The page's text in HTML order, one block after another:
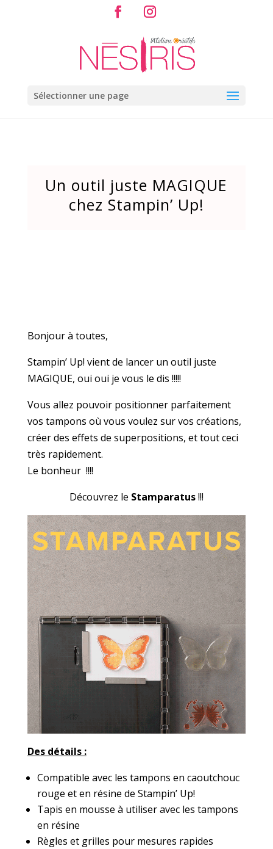
Sélectionner une page
Un outil juste MAGIQUE
chez Stampin’ Up!
Bonjour à toutes,
Stampin’ Up! vient de lancer un outil juste
MAGIQUE, oui oui je vous le dis !!!!!
Vous allez pouvoir positionner parfaitement
vos tampons où vous voulez sur vos créations,
créer des effets de superpositions, et tout ceci
très rapidement.
Le bonheur !!!!
Découvrez le Stamparatus!!!
Des détails :
Compatible avec les tampons en caoutchouc
rouge et en résine de Stampin’ Up!
Tapis en mousse à utiliser avec les tampons
en résine
Règles et grilles pour mesures rapides